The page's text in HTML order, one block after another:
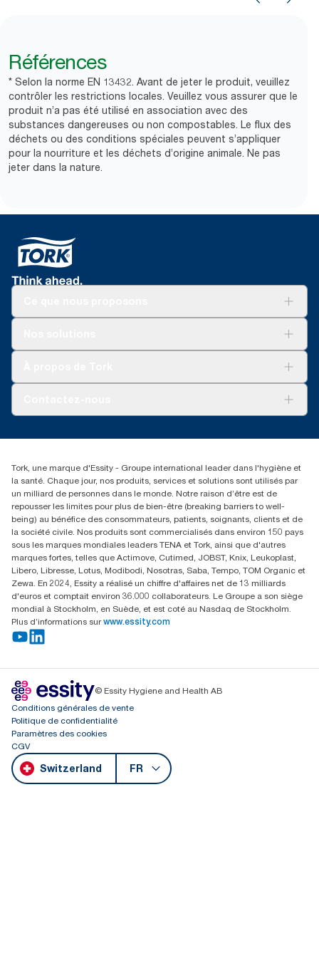
Références
* Selon la norme EN 13432. Avant de jeter le produit, veuillez
contrôler les restrictions locales. Veuillez vous assurer que le
produit n’a pas été utilisé en association avec des
substances dangereuses ou non compostables. Le flux des
déchets ou des conditions spéciales peuvent s’appliquer
pour la nourriture et les déchets d’origine animale. Ne pas
jeter dans la nature.
Reclamation pour distributeurs
+41 (0)848/810152
Essity Switzerland AG
Parkstraße 1b
6214 Schenkon
Lundi-jeudi 8:00-16:30 | Vendredi 8:00-15:00
GLN: 7609999000928
Tork, une marque d'Essity - Groupe international leader dans l'hygiène et
la santé. Chaque jour, nos produits, services et solutions sont utilisés par
un milliard de personnes dans le monde. Notre raison d’être est de
repousser les limites pour plus de bien-être (breaking barriers to well-
being) au bénéfice des consommateurs, patients, soignants, clients et de
la société civile. Nos produits sont commercialisés dans environ 150 pays
sous les marques mondiales leaders TENA et Tork, ainsi que d'autres
marques fortes, telles que Actimove, Cutimed, JOBST, Knix, Leukoplast,
Libero, Libresse, Lotus, Modibodi, Nosotras, Saba, Tempo, TOM Organic et
Zewa. En 2024, Essity a réalisé un chiffre d'affaires net de 13 milliards
d'euros et comptait environ 36.000 collaborateurs. Le Groupe a son siège
mondial à Stockholm, en Suède, et est coté au Nasdaq de Stockholm.
Plus d’informations sur www.essity.com
© Essity Hygiene and Health AB
Conditions générales de vente
Politique de confidentialité
Paramètres des cookies
CGV
Switzerland FR